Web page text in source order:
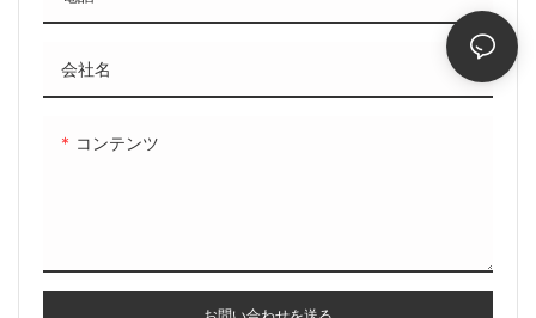
会社名
コンテンツ